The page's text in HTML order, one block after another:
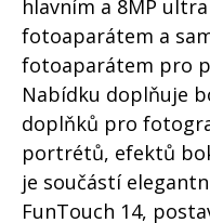
hlavním a 8MP
fotoaparátem a
fotoaparátem pro
Nabídku doplňuje
doplňků pro
portrétů, efektů
je součástí
FunTouch 14,